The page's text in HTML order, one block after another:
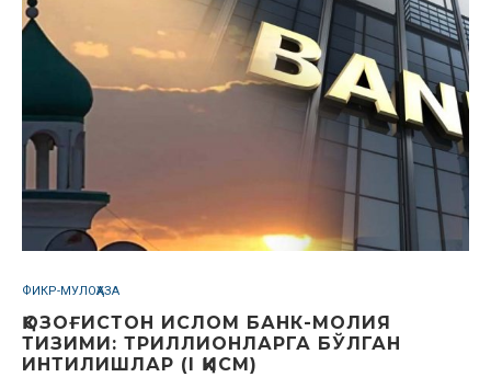
ФИКР-МУЛОҲАЗА
ҚОЗОҒИСТОН ИСЛОМ БАНК-МОЛИЯ
ТИЗИМИ: ТРИЛЛИОНЛАРГА БЎЛГАН
ИНТИЛИШЛАР (I ҚИСМ)